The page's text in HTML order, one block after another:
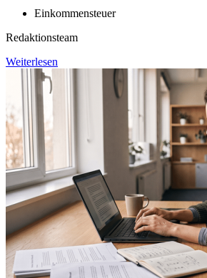
Einkommensteuer
Redaktionsteam
Weiterlesen